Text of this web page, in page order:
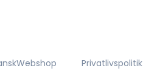
Privatlivspolitik